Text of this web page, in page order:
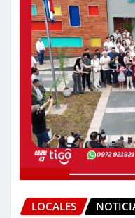
LOCALES